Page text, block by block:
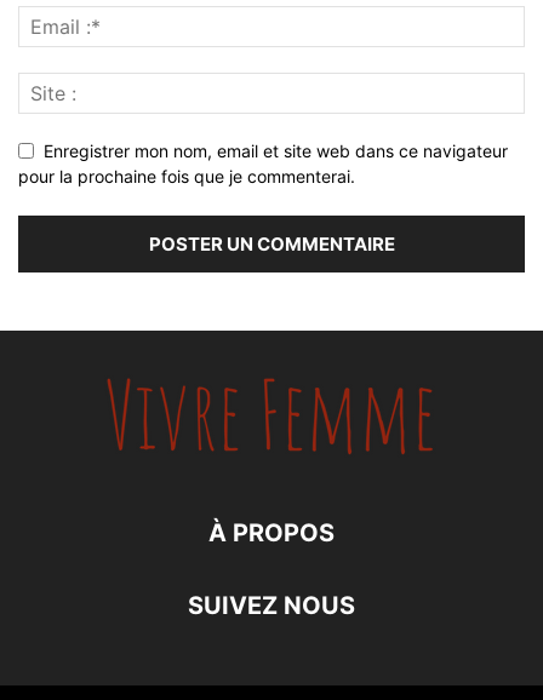
Enregistrer mon nom, email et site web dans ce navigateur
pour la prochaine fois que je commenterai.
À PROPOS
SUIVEZ NOUS